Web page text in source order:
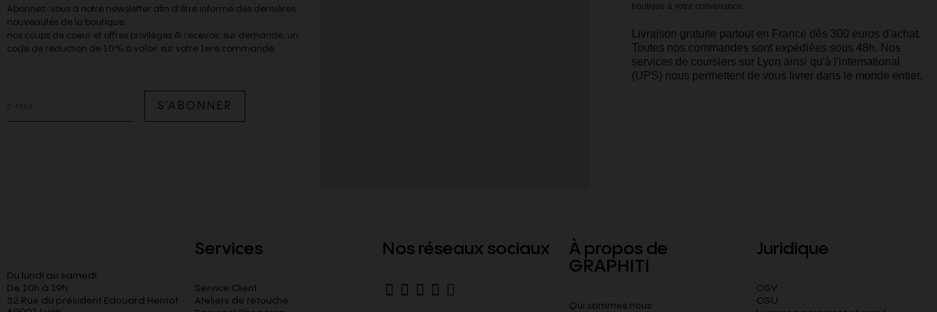
Abonnez-vous à notre newsletter afin d'être informé des dernières
nouveautés de la boutique,
nos coups de coeur et offres privilèges & recevoir, sur demande, un
code de reduction de 10% à valoir sur votre 1ere commande.
S’ABONNER
boutique à votre convenance.
Livraison gratuite partout en France dès 300 euros d'achat.
Toutes nos commandes sont expédiées sous 48h. Nos
services de coursiers sur Lyon ainsi qu'à l'international
(UPS) nous permettent de vous livrer dans le monde entier.
Du lundi au samedi
De 10h à 19h
32 Rue du président Edouard Herriot
Services
Service Client
Ateliers de retouche
Nos réseaux sociaux
À propos de
GRAPHITI
Qui sommes nous
Juridique
CGV
CGU